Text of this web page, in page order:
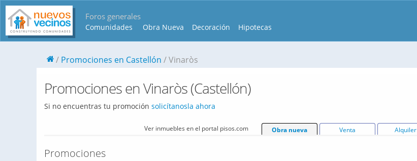
Foros generales
Comunidades Obra Nueva Decoración Hipotecas
Promociones en Castellón Vinaròs
Promociones en Vinaròs (Castellón)
Si no encuentras tu promoción solicítanosla ahora
Ver inmuebles en el portal pisos.com Obra nueva Venta Alquiler
Promociones